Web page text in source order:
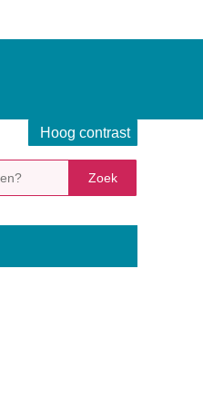
Hoog contrast